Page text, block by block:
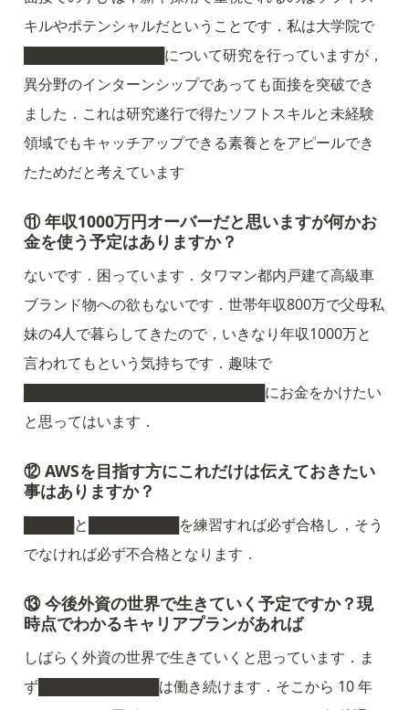
キルやポテンシャルだということです．私は大学院で
██████████████について研究を行っていますが，
異分野のインターンシップであっても面接を突破でき
ました．これは研究遂行で得たソフトスキルと未経験
領域でもキャッチアップできる素養とをアピールでき
たためだと考えています
⑪ 年収1000万円オーバーだと思いますが何かお
金を使う予定はありますか？
ないです．困っています．タワマン都内戸建て高級車
ブランド物への欲もないです．世帯年収800万で父母私
妹の4人で暮らしてきたので，いきなり年収1000万と
言われてもという気持ちです．趣味で
████████████████████████にお金をかけたい
と思ってはいます．
⑫ AWSを目指す方にこれだけは伝えておきたい
事はありますか？
█████と█████████を練習すれば必ず合格し，そう
でなければ必ず不合格となります．
⑬ 今後外資の世界で生きていく予定ですか？現
時点でわかるキャリアプランがあれば
しばらく外資の世界で生きていくと思っています．ま
ず████████████は働き続けます．そこから 10 年